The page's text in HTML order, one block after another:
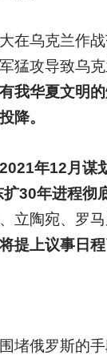
在乌克兰作
猛攻导致乌
我华夏文明
降。
年12月谋
30年进程彻
立陶宛、罗马
提上议事日
堵俄罗斯的